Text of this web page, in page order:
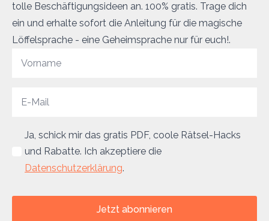
tolle Beschäftigungsideen an. 100% gratis. Trage dich
ein und erhalte sofort die Anleitung für die magische
Löffelsprache - eine Geheimsprache nur für euch!.
Ja, schick mir das gratis PDF, coole Rätsel-Hacks
und Rabatte. Ich akzeptiere die
Datenschutzerklärung.
Jetzt abonnieren